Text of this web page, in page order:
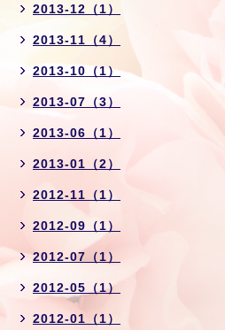
2013-12（1）
2013-11（4）
2013-10（1）
2013-07（3）
2013-06（1）
2013-01（2）
2012-11（1）
2012-09（1）
2012-07（1）
2012-05（1）
2012-01（1）